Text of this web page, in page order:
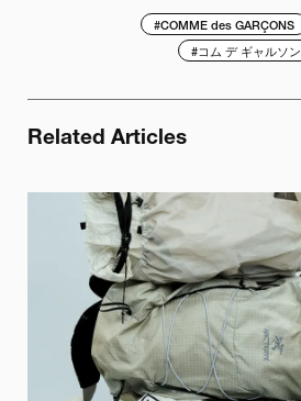
#COMME des GARÇONS
#コム デ ギャルソン
Related Articles